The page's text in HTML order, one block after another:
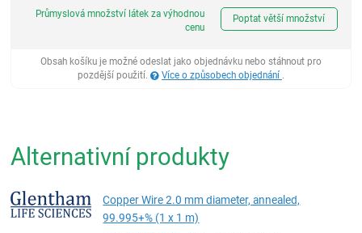
Průmyslová množství látek za výhodnou
cenu
Poptat větší množství
Obsah košíku je možné odeslat jako objednávku nebo stáhnout pro
pozdější použití.
Více o způsobech objednání .
Alternativní produkty
Copper Wire 2.0 mm diameter, annealed,
99.995+% (1 x 1 m)